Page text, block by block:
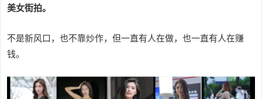
美女街拍。
不是新风口，也不靠炒作，但一直有人在做，也一直有人在赚
钱。